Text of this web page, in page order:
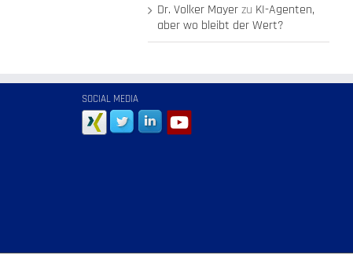
Dr. Volker Mayerzu KI-Agenten,
aber wo bleibt der Wert?
SOCIAL MEDIA